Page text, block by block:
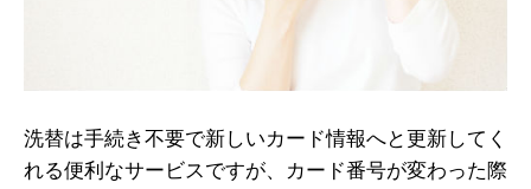
洗替は手続き不要で新しいカード情報へと更新してく
れる便利なサービスですが、カード番号が変わった際